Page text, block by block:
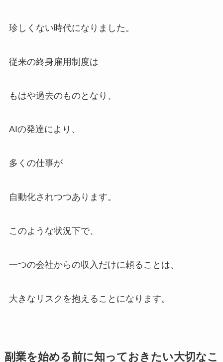
珍しくない時代になりました。
従来の終身雇用制度は
もはや過去のものとなり、
AIの発達により、
多くの仕事が
自動化されつつあります。
このような状況下で、
一つの会社からの収入だけに頼ることは、
大きなリスクを抱えることになります。
副業を始める前に知っておきたい大切なこ